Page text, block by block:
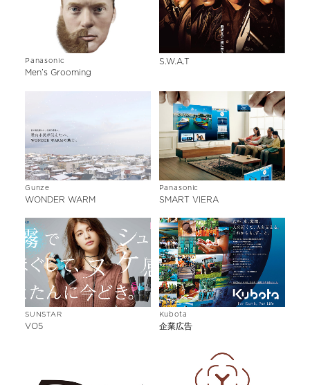
Panasonic
Men’s Grooming
S.W.A.T
Gunze
WONDER WARM
Panasonic
SMART VIERA
SUNSTAR
VO5
Kubota
企業広告